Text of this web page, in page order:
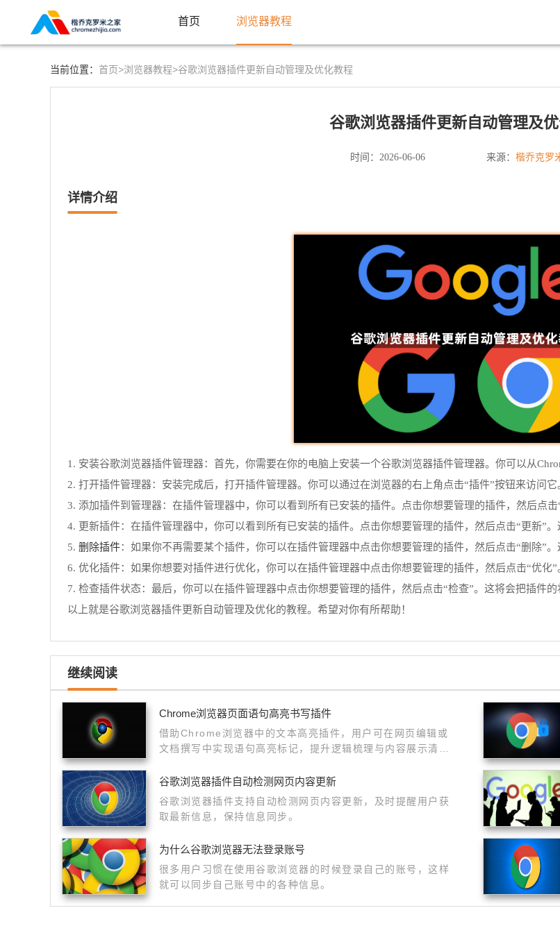
首页 浏览器教程
当前位置： 首页>浏览器教程>谷歌浏览器插件更新自动管理及优化教程
谷歌浏览器插件更新自动管理及
时间：2026-06-06 来源： 楷乔克罗
详情介绍
1. 安装谷歌浏览器插件管理器：首先，你需要在你的电脑上安装一个谷歌浏览器插件管理器。你可以从
2. 打开插件管理器：安装完成后，打开插件管理器。你可以通过在浏览器的右上角点击“插件”按钮来访问它
3. 添加插件到管理器：在插件管理器中，你可以看到所有已安装的插件。点击你想要管理的插件，然后点
4. 更新插件：在插件管理器中，你可以看到所有已安装的插件。点击你想要管理的插件，然后点击“更新”。
5. 删除插件：如果你不再需要某个插件，你可以在插件管理器中点击你想要管理的插件，然后点击“删除”
6. 优化插件：如果你想要对插件进行优化，你可以在插件管理器中点击你想要管理的插件，然后点击“优化”
7. 检查插件状态：最后，你可以在插件管理器中点击你想要管理的插件，然后点击“检查”。这将会把插件
以上就是谷歌浏览器插件更新自动管理及优化的教程。希望对你有所帮助！
继续阅读
Chrome浏览器页面语句高亮书写插件
借助Chrome浏览器中的文本高亮插件，用户可在网页编辑或
文档撰写中实现语句高亮标记，提升逻辑梳理与内容展示清晰
谷歌浏览器插件自动检测网页内容更新
谷歌浏览器插件支持自动检测网页内容更新，及时提醒用户获
取最新信息，保持信息同步。
为什么谷歌浏览器无法登录账号
很多用户习惯在使用谷歌浏览器的时候登录自己的账号，这样
就可以同步自己账号中的各种信息。